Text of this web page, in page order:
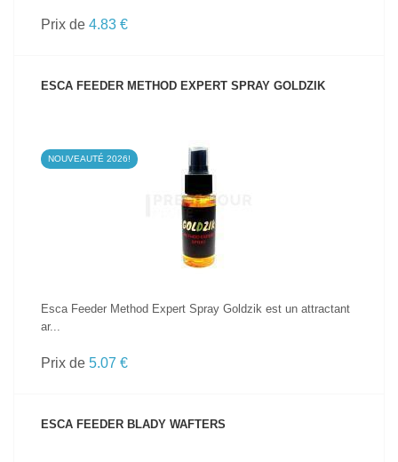
Prix de 4.83 €
ESCA FEEDER METHOD EXPERT SPRAY GOLDZIK
NOUVEAUTÉ 2026!
VOIR LE PRODUIT
Esca Feeder Method Expert Spray Goldzik est un attractant
ar...
Prix de 5.07 €
ESCA FEEDER BLADY WAFTERS